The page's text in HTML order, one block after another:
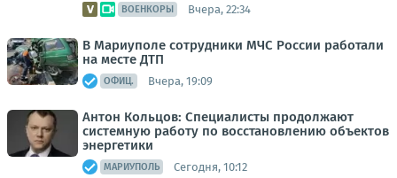
ВОЕНКОРЫ Вчера, 22:34
В Мариуполе сотрудники МЧС России работали
на месте ДТП
ОФИЦ. Вчера, 19:09
Антон Кольцов: Специалисты продолжают
системную работу по восстановлению объектов
энергетики
МАРИУПОЛЬ Сегодня, 10:12